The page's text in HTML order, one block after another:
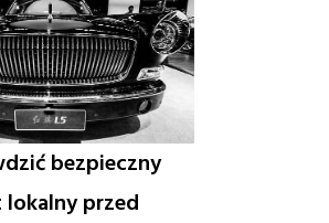
bezpieczny
przed